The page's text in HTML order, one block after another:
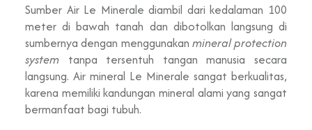
Sumber Air Le Minerale diambil dari kedalaman 100
meter di bawah tanah dan dibotolkan langsung di
sumbernya dengan menggunakan mineral protection
system tanpa tersentuh tangan manusia secara
langsung. Air mineral Le Minerale sangat berkualitas,
karena memiliki kandungan mineral alami yang sangat
bermanfaat bagi tubuh.